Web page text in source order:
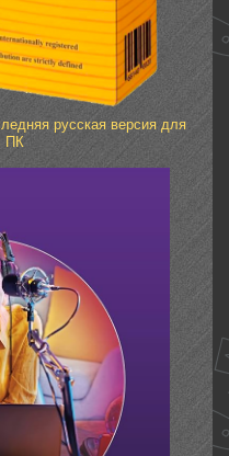
русская версия для
ПК